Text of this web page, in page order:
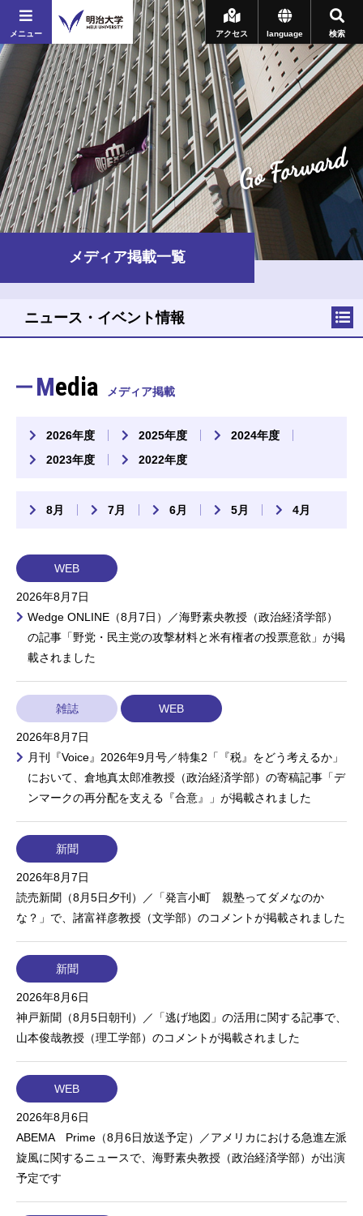
メニュー 検索
language
アクセス
Go Forward
メディア掲載一覧
Media メディア掲載
2026年度 2025年度
2024年度
2023年度
2022年度
8月 7月 6月 5月 4月
WEB
2026年8月7日
Wedge ONLINE（8月7日）／海野素央教授（政治経済学部）
の記事「野党・民主党の攻撃材料と米有権者の投票意欲」が掲
載されました
雑誌 WEB
2026年8月7日
月刊『Voice』2026年9月号／特集2「『税』をどう考えるか」
において、倉地真太郎准教授（政治経済学部）の寄稿記事「デ
ンマークの再分配を支える『合意』」が掲載されました
新聞
2026年8月7日
読売新聞（8月5日夕刊）／「発言小町 親塾ってダメなのか
な？」で、諸富祥彦教授（文学部）のコメントが掲載されました
新聞
2026年8月6日
神戸新聞（8月5日朝刊）／「逃げ地図」の活用に関する記事で、
山本俊哉教授（理工学部）のコメントが掲載されました
WEB
2026年8月6日
ABEMA Prime（8月6日放送予定）／アメリカにおける急進左派
旋風に関するニュースで、海野素央教授（政治経済学部）が出演
予定です
ニュース・イベント情報